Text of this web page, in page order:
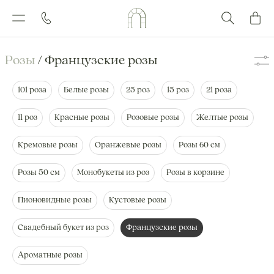
Розы / Французские розы
101 роза Белые розы 25 роз 15 роз 21 роза
11 роз Красные розы Розовые розы Желтые розы
Кремовые розы Оранжевые розы Розы 60 см
Розы 50 см Монобукеты из роз Розы в корзине
Пионовидные розы Кустовые розы
Свадебный букет из роз Французские розы
Ароматные розы